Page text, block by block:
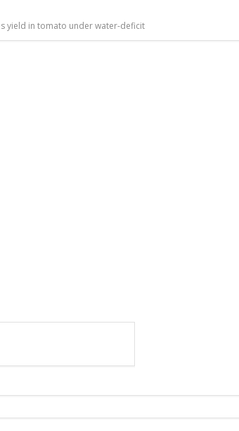
yield in tomato under water-deficit